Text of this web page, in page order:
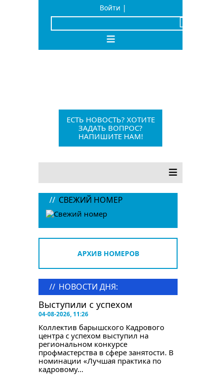
Войти |
x
≡
ЕСТЬ НОВОСТЬ? ХОТИТЕ
ЗАДАТЬ ВОПРОС?
НАПИШИТЕ НАМ!
12+
≡
// СВЕЖИЙ НОМЕР
АРХИВ НОМЕРОВ
// НОВОСТИ ДНЯ:
Выступили с успехом
04-08-2026, 11:26
Коллектив барышского Кадрового
центра с успехом выступил на
региональном конкурсе
профмастерства в сфере занятости. В
номинации «Лучшая практика по
кадровому...